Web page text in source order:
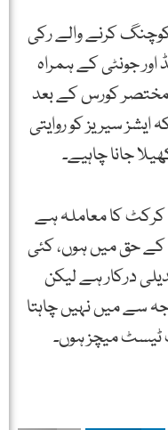
کرنے والے رکی
اور جونٹی کے ہمراہ
کورس کے بعد
سیریز کو روایتی
جانا چاہیے۔
کا معاملہ ہے
کے حق میں ہوں، کئی
درکار ہے لیکن
سے میں نہیں چاہتا
ٹیسٹ میچز ہوں۔